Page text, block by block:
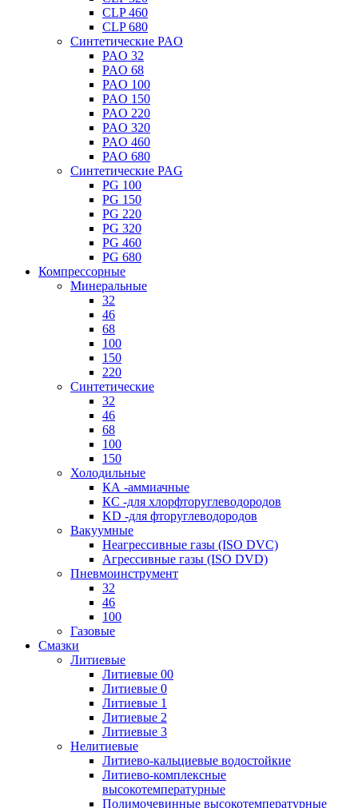
CLP 460
CLP 680
Синтетические PAO
PAO 32
PAO 68
PAO 100
PAO 150
PAO 220
PAO 320
PAO 460
PAO 680
Синтетические PAG
PG 100
PG 150
PG 220
PG 320
PG 460
PG 680
Компрессорные
Минеральные
32
46
68
100
150
220
Синтетические
32
46
68
100
150
Холодильные
КА -аммиачные
КС -для хлорфторуглеводородов
KD -для фторуглеводородов
Вакуумные
Неагрессивные газы (ISO DVC)
Агрессивные газы (ISO DVD)
Пневмоинструмент
32
46
100
Газовые
Смазки
Литиевые
Литиевые 00
Литиевые 0
Литиевые 1
Литиевые 2
Литиевые 3
Нелитиевые
Литиево-кальциевые водостойкие
Литиево-комплексные
высокотемпературные
Полимочевинные высокотемпературные